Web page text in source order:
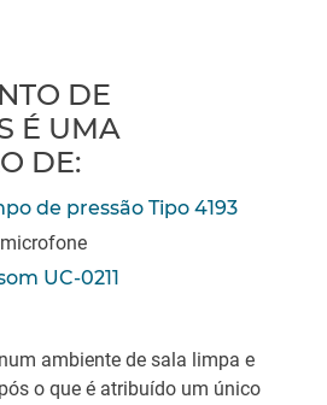
DE
É UMA
DE:
de pressão Tipo 4193
UC-0211
ambiente de sala limpa e
o que é atribuído um único